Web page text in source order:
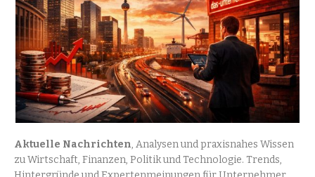
Aktuelle Nachrichten, Analysen und praxisnahes Wissen
zu Wirtschaft, Finanzen, Politik und Technologie. Trends,